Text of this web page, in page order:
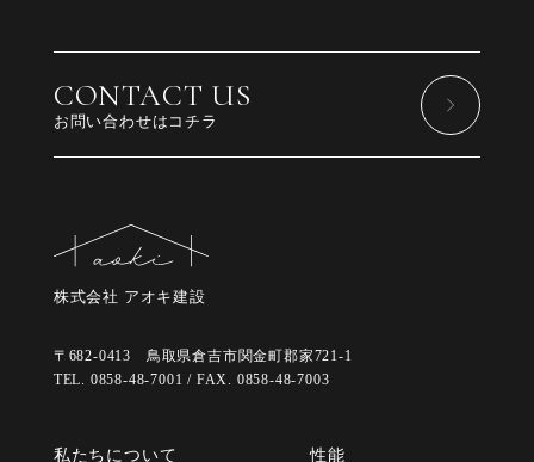
CONTACT US
お問い合わせはコチラ
株式会社 アオキ建設
〒682-0413 鳥取県倉吉市関金町郡家721-1
TEL. 0858-48-7001 / FAX. 0858-48-7003
私たちについて 性能